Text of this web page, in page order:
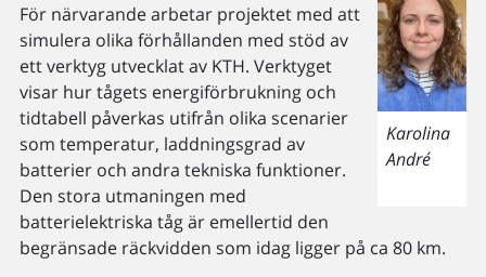
Karolina
André
För närvarande arbetar projektet med att
simulera olika förhållanden med stöd av
ett verktyg utvecklat av KTH. Verktyget
visar hur tågets energiförbrukning och
tidtabell påverkas utifrån olika scenarier
som temperatur, laddningsgrad av
batterier och andra tekniska funktioner.
Den stora utmaningen med
batterielektriska tåg är emellertid den
begränsade räckvidden som idag ligger på ca 80 km.